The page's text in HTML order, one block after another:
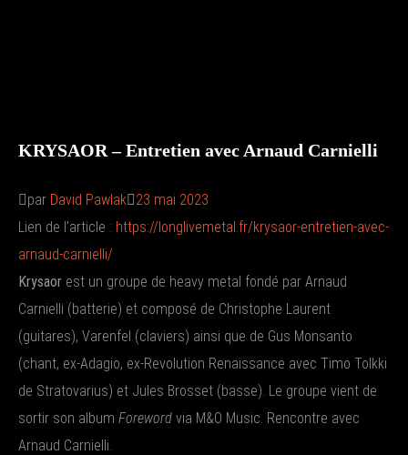
KRYSAOR – Entretien avec Arnaud Carnielli
par David Pawlak
23 mai 2023
Lien de l’article : https://longlivemetal.fr/krysaor-entretien-avec-
arnaud-carnielli/
Krysaor est un groupe de heavy metal fondé par Arnaud
Carnielli (batterie) et composé de Christophe Laurent
(guitares), Varenfel (claviers) ainsi que de Gus Monsanto
(chant, ex-Adagio, ex-Revolution Renaissance avec Timo Tolkki
de Stratovarius) et Jules Brosset (basse). Le groupe vient de
sortir son album Foreword via M&O Music. Rencontre avec
Arnaud Carnielli.